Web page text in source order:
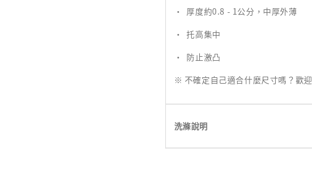
· 厚度約0.8 - 1公分，中厚外薄
· 托高集中
· 防止激凸
※ 不確定自己適合什麼尺寸嗎？歡迎
洗滌說明